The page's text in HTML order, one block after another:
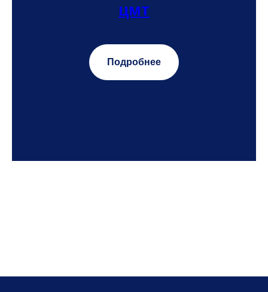
цмт
Подробнее